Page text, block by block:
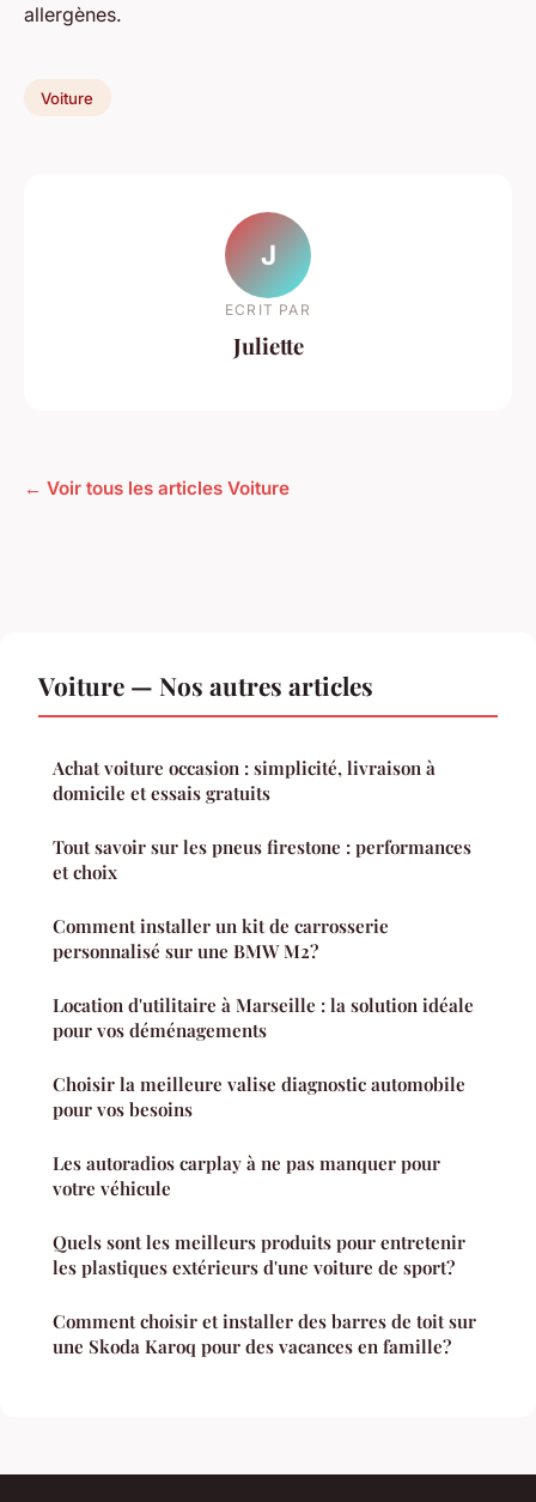
allergènes.
Voiture
J
ECRIT PAR
Juliette
← Voir tous les articles Voiture
Voiture — Nos autres articles
Achat voiture occasion : simplicité, livraison à
domicile et essais gratuits
Tout savoir sur les pneus firestone : performances
et choix
Comment installer un kit de carrosserie
personnalisé sur une BMW M2?
Location d'utilitaire à Marseille : la solution idéale
pour vos déménagements
Choisir la meilleure valise diagnostic automobile
pour vos besoins
Les autoradios carplay à ne pas manquer pour
votre véhicule
Quels sont les meilleurs produits pour entretenir
les plastiques extérieurs d'une voiture de sport?
Comment choisir et installer des barres de toit sur
une Skoda Karoq pour des vacances en famille?